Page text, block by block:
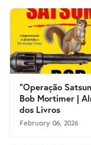
"Operação
Bob Mortimer |
dos Livros
February 06, 2026